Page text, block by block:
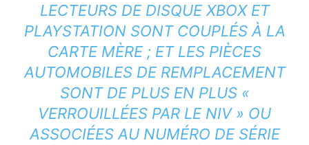
LECTEURS DE DISQUE XBOX ET
PLAYSTATION SONT COUPLÉS À LA
CARTE MÈRE ; ET LES PIÈCES
AUTOMOBILES DE REMPLACEMENT
SONT DE PLUS EN PLUS «
VERROUILLÉES PAR LE NIV » OU
ASSOCIÉES AU NUMÉRO DE SÉRIE